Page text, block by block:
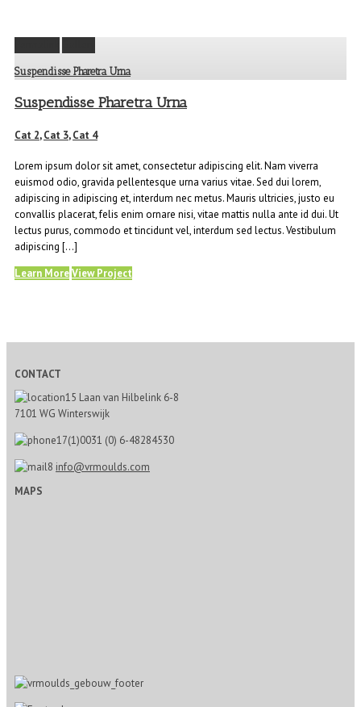
Suspendisse Pharetra Urna
Suspendisse Pharetra Urna
Cat 2,Cat 3,Cat 4
Lorem ipsum dolor sit amet, consectetur adipiscing elit. Nam viverra
euismod odio, gravida pellentesque urna varius vitae. Sed dui lorem,
adipiscing in adipiscing et, interdum nec metus. Mauris ultricies, justo eu
convallis placerat, felis enim ornare nisi, vitae mattis nulla ante id dui. Ut
lectus purus, commodo et tincidunt vel, interdum sed lectus. Vestibulum
adipiscing […]
Learn MoreView Project
CONTACT
Laan van Hilbelink 6-8
7101 WG Winterswijk
0031 (0) 6-48284530
info@vrmoulds.com
MAPS